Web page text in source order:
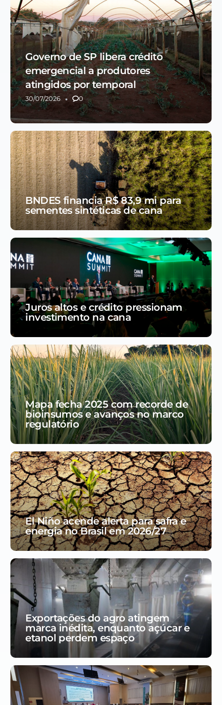
Governo de SP libera crédito
emergencial a produtores
atingidos por temporal
30/07/2026 0
BNDES financia R$ 83,9 mi para
sementes sintéticas de cana
Juros altos e crédito pressionam
investimento na cana
Mapa fecha 2025 com recorde de
bioinsumos e avanços no marco
regulatório
El Niño acende alerta para safra e
energia no Brasil em 2026/27
Exportações do agro atingem
marca inédita, enquanto açúcar e
etanol perdem espaço